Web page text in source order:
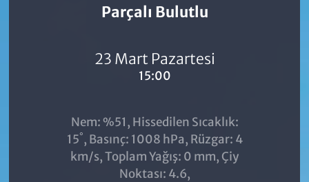
Parçalı Bulutlu
23 Mart Pazartesi
15:00
Nem: %51, Hissedilen Sıcaklık:
15°, Basınç: 1008 hPa, Rüzgar: 4
km/s, Toplam Yağış: 0 mm, Çiy
Noktası: 4.6,